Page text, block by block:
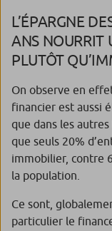
L’ÉPARGNE
ANS NOURRIT
PLUTÔT
On observe en
financier est aussi
que dans les
que seuls 20%
immobilier, contre
la population.
Ce sont,
particulier le